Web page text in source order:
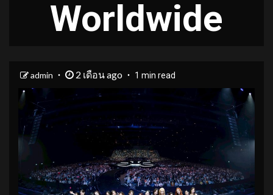
Worldwide
admin 2 เดือน ago 1 min read